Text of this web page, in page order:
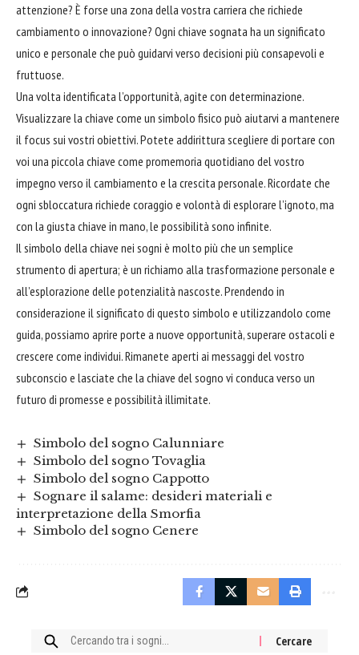
attenzione? È forse una zona della vostra carriera che richiede
cambiamento o innovazione? Ogni chiave sognata ha un significato
unico e personale che può guidarvi verso decisioni più consapevoli e
fruttuose.
Una volta identificata l’opportunità, agite con determinazione.
Visualizzare la chiave come un simbolo fisico può aiutarvi a mantenere
il focus sui vostri obiettivi. Potete addirittura scegliere di portare con
voi una piccola chiave come promemoria quotidiano del vostro
impegno verso il cambiamento e la crescita personale. Ricordate che
ogni sbloccatura richiede coraggio e volontà di esplorare l’ignoto, ma
con la giusta chiave in mano, le possibilità sono infinite.
Il simbolo della chiave nei sogni è molto più che un semplice
strumento di apertura; è un richiamo alla trasformazione personale e
all’esplorazione delle potenzialità nascoste. Prendendo in
considerazione il significato di questo simbolo e utilizzandolo come
guida, possiamo aprire porte a nuove opportunità, superare ostacoli e
crescere come individui. Rimanete aperti ai messaggi del vostro
subconscio e lasciate che la chiave del sogno vi conduca verso un
futuro di promesse e possibilità illimitate.
Simbolo del sogno Calunniare
Simbolo del sogno Tovaglia
Simbolo del sogno Cappotto
Sognare il salame: desideri materiali e
interpretazione della Smorfia
Simbolo del sogno Cenere
Cercare: